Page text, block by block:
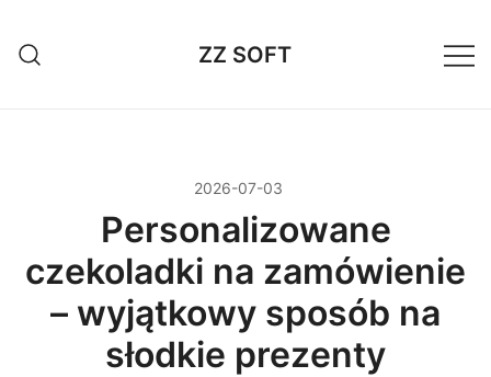
treści
ZZ SOFT
2026-07-03
Personalizowane
czekoladki na zamówienie
– wyjątkowy sposób na
słodkie prezenty